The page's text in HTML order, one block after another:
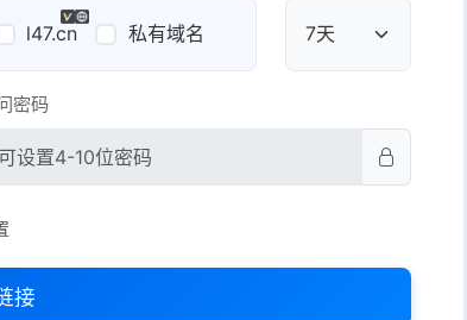
l47.cn 私有域名 公共域名
密码
设置
iOS Android PC 其他
接